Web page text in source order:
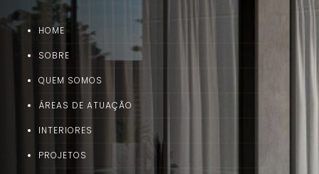
HOME
SOBRE
QUEM SOMOS
ÁREAS DE ATUAÇÃO
INTERIORES
PROJETOS